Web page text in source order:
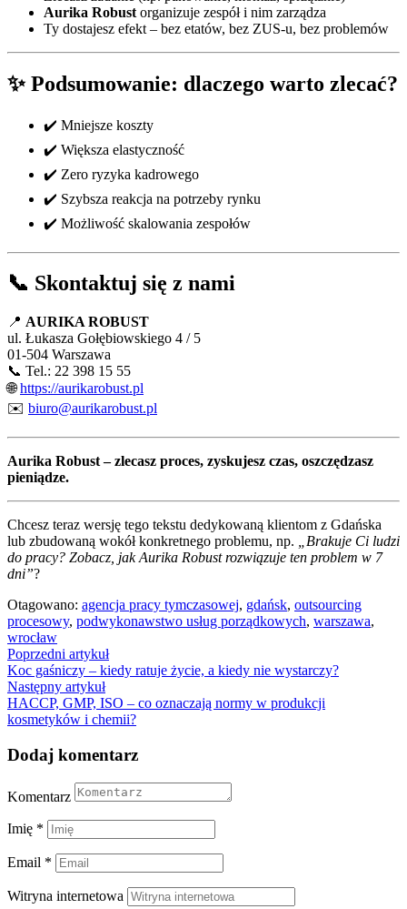
Aurika Robust organizuje zespół i nim zarządza
Ty dostajesz efekt – bez etatów, bez ZUS-u, bez problemów
✨ Podsumowanie: dlaczego warto zlecać?
✔️ Mniejsze koszty
✔️ Większa elastyczność
✔️ Zero ryzyka kadrowego
✔️ Szybsza reakcja na potrzeby rynku
✔️ Możliwość skalowania zespołów
📞 Skontaktuj się z nami
📍 AURIKA ROBUST
ul. Łukasza Gołębiowskiego 4 / 5
01-504 Warszawa
📞 Tel.: 22 398 15 55
🌐https://aurikarobust.pl
✉️ biuro@aurikarobust.pl
Aurika Robust – zlecasz proces, zyskujesz czas, oszczędzasz
pieniądze.
Chcesz teraz wersję tego tekstu dedykowaną klientom z Gdańska
lub zbudowaną wokół konkretnego problemu, np.
„Brakuje Ci ludzi
do pracy? Zobacz, jak Aurika Robust rozwiązuje ten problem w 7
dni”?
Otagowano: agencja pracy tymczasowej, gdańsk, outsourcing
procesowy, podwykonawstwo usług porządkowych, warszawa,
wrocław
Nawigacja
wpisu
Poprzedni artykuł
Koc gaśniczy – kiedy ratuje życie, a kiedy nie wystarczy?
Następny artykuł
HACCP, GMP, ISO – co oznaczają normy w produkcji
kosmetyków i chemii?
Dodaj komentarz
Komentarz
Imię *
Email *
Witryna internetowa